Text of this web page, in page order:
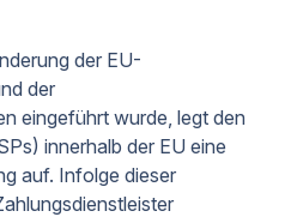
der EU-
der
eingeführt wurde, legt den
innerhalb der EU eine
auf. Infolge dieser